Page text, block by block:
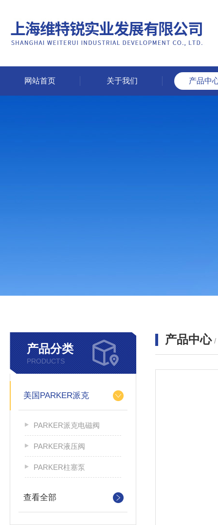
网站首页 关于我们 产品中
产品分类
PRODUCTS
美国PARKER派克
PARKER派克电磁阀
PARKER液压阀
PARKER柱塞泵
查看全部
产品中心 /